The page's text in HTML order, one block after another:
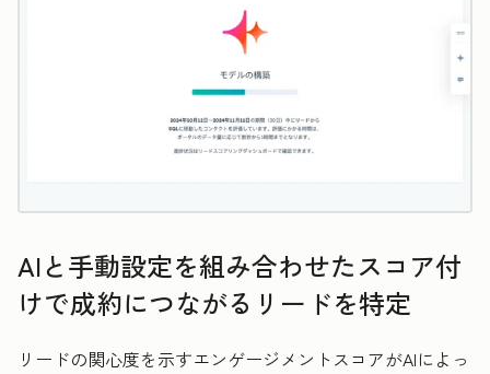
AIと手動設定を組み合わせたスコア付
けで成約につながるリードを特定
リードの関心度を示すエンゲージメントスコアがAIによっ